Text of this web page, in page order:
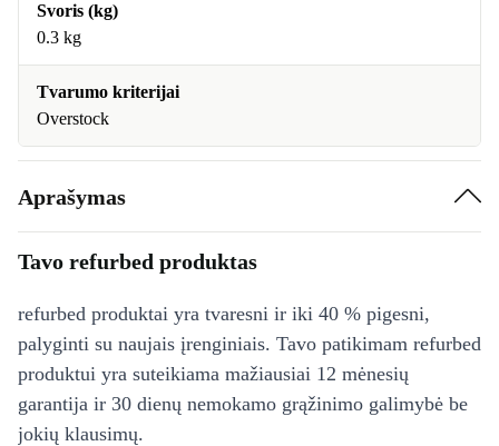
Svoris (kg)
0.3 kg
Tvarumo kriterijai
Overstock
Aprašymas
Tavo refurbed produktas
refurbed produktai yra tvaresni ir iki 40 % pigesni,
palyginti su naujais įrenginiais. Tavo patikimam refurbed
produktui yra suteikiama mažiausiai 12 mėnesių
garantija ir 30 dienų nemokamo grąžinimo galimybė be
jokių klausimų.